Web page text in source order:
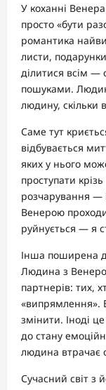
У коханні
просто «бути
романтика
листи,
ділитися всім
пошуками.
людину, скільки
Саме тут
відбувається
яких у нього
проступати
розчарування —
Венерою
руйнується — я
Інша поширена
Людина з
партнерів: тих,
«випрямлення».
змінити. Іноді
до стану
людина втрачає
Сучасний світ з